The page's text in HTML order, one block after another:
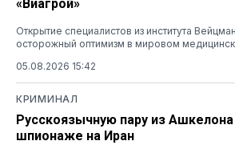
«Виагрой»
Открытие специалистов из института
осторожный оптимизм в мировом
05.08.2026 15:42
КРИМИНАЛ
Русскоязычную пару из
шпионаже на Иран